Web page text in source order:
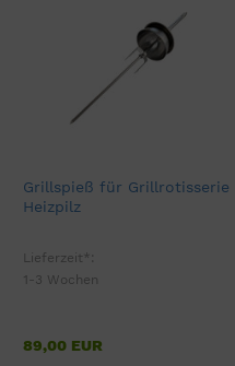
Grillspieß für Grillrotisserie
Heizpilz
Lieferzeit*:
1-3 Wochen
89,00 EUR